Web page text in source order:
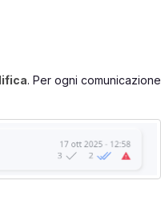
. Per ogni comunicazione